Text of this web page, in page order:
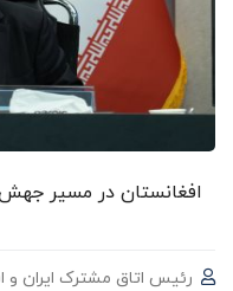
افغانستان در مسیر
رئیس اتاق مشترک ایران و